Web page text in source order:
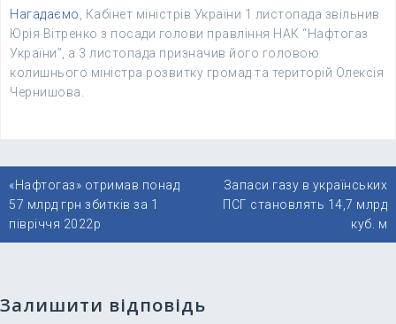
Нагадаємо , Кабінет міністрів України 1 листопада звільнив
Юрія Вітренко з посади голови правління НАК “Нафтогаз
України”, а 3 листопада призначив його головою
колишнього міністра розвитку громад та територій Олексія
Чернишова.
Навігація
записів
«Нафтогаз» отримав понад
57 млрд грн збитків за 1
півріччя 2022р
Запаси газу в українських
ПСГ становлять 14,7 млрд
куб. м
Залишити відповідь